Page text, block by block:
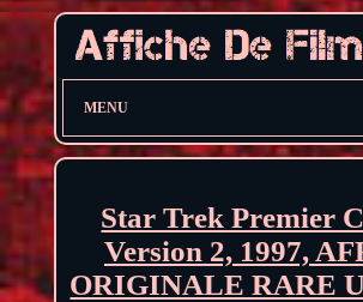
MENU
Star Trek Premier
Version 2, 1997,
ORIGINALE RARE